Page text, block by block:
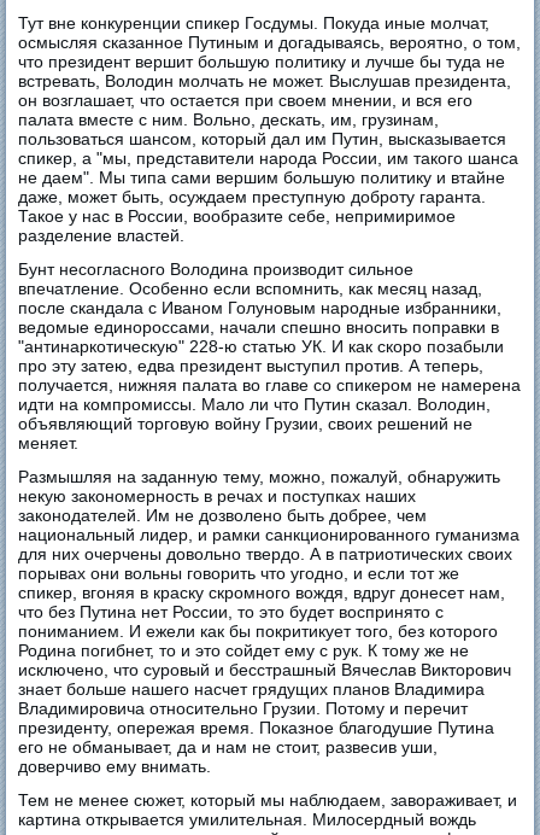
Тут вне конкуренции спикер Госдумы. Покуда иные молчат,
осмысляя сказанное Путиным и догадываясь, вероятно, о том,
что президент вершит большую политику и лучше бы туда не
встревать, Володин молчать не может. Выслушав президента,
он возглашает, что остается при своем мнении, и вся его
палата вместе с ним. Вольно, дескать, им, грузинам,
пользоваться шансом, который дал им Путин, высказывается
спикер, а "мы, представители народа России, им такого шанса
не даем". Мы типа сами вершим большую политику и втайне
даже, может быть, осуждаем преступную доброту гаранта.
Такое у нас в России, вообразите себе, непримиримое
разделение властей.
Бунт несогласного Володина производит сильное
впечатление. Особенно если вспомнить, как месяц назад,
после скандала с Иваном Голуновым народные избранники,
ведомые единороссами, начали спешно вносить поправки в
"антинаркотическую" 228-ю статью УК. И как скоро позабыли
про эту затею, едва президент выступил против. А теперь,
получается, нижняя палата во главе со спикером не намерена
идти на компромиссы. Мало ли что Путин сказал. Володин,
объявляющий торговую войну Грузии, своих решений не
меняет.
Размышляя на заданную тему, можно, пожалуй, обнаружить
некую закономерность в речах и поступках наших
законодателей. Им не дозволено быть добрее, чем
национальный лидер, и рамки санкционированного гуманизма
для них очерчены довольно твердо. А в патриотических своих
порывах они вольны говорить что угодно, и если тот же
спикер, вгоняя в краску скромного вождя, вдруг донесет нам,
что без Путина нет России, то это будет воспринято с
пониманием. И ежели как бы покритикует того, без которого
Родина погибнет, то и это сойдет ему с рук. К тому же не
исключено, что суровый и бесстрашный Вячеслав Викторович
знает больше нашего насчет грядущих планов Владимира
Владимировича относительно Грузии. Потому и перечит
президенту, опережая время. Показное благодушие Путина
его не обманывает, да и нам не стоит, развесив уши,
доверчиво ему внимать.
Тем не менее сюжет, который мы наблюдаем, завораживает, и
картина открывается умилительная. Милосердный вождь